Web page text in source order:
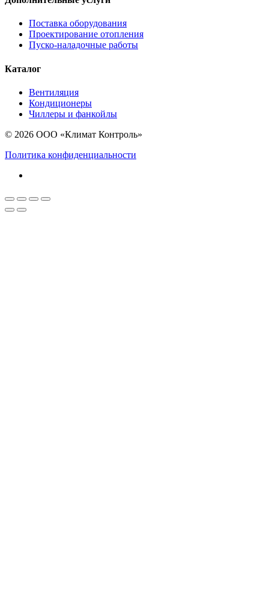
Поставка оборудования
Проектирование отопления
Пуско-наладочные работы
Каталог
Вентиляция
Кондиционеры
Чиллеры и фанкойлы
© 2026 ООО «Климат Контроль»
Политика конфиденциальности